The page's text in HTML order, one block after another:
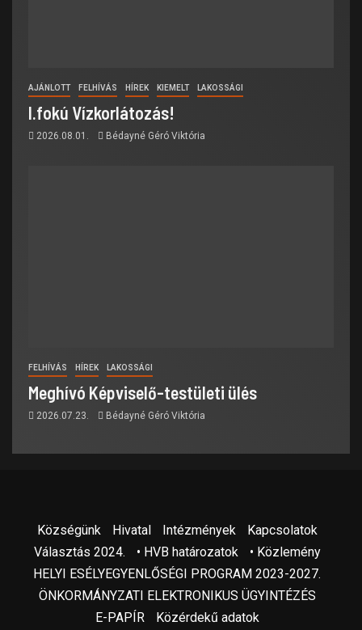
AJÁNLOTT FELHÍVÁS HÍREK KIEMELT LAKOSSÁGI
I.fokú Vízkorlátozás!
2026.08.01. Bédayné Géró Viktória
FELHÍVÁS HÍREK LAKOSSÁGI
Meghívó Képviselő-testületi ülés
2026.07.23. Bédayné Géró Viktória
Községünk Hivatal Intézmények
Kapcsolatok
Választás 2024.
• HVB határozatok
• Közlemény
HELYI ESÉLYEGYENLŐSÉGI PROGRAM 2023-2027.
ÖNKORMÁNYZATI ELEKTRONIKUS ÜGYINTÉZÉS
E-PAPÍR
Közérdekű adatok